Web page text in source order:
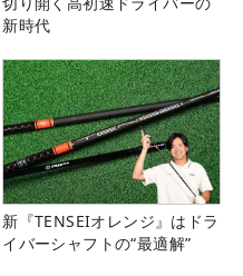
新時代
新『TENSEIオレンジ』はドラ
イバーシャフトの“最適解”